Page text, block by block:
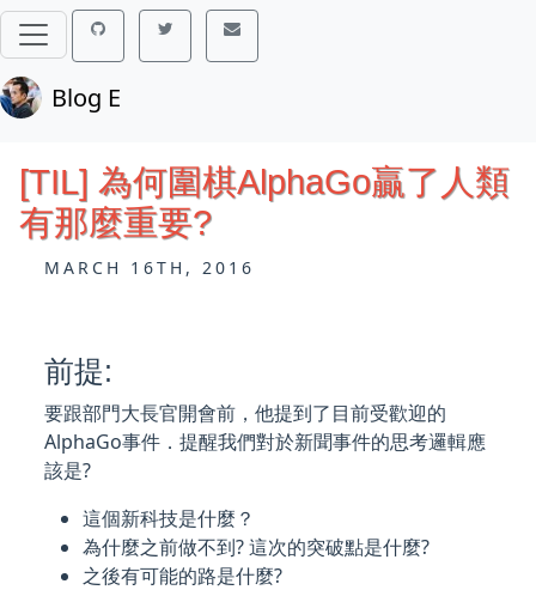
Blog E
[TIL] 為何圍棋AlphaGo贏了人類
有那麼重要?
MARCH 16TH, 2016
前提:
要跟部門大長官開會前，他提到了目前受歡迎的
AlphaGo事件．提醒我們對於新聞事件的思考邏輯應
該是?
這個新科技是什麼？
為什麼之前做不到? 這次的突破點是什麼?
之後有可能的路是什麼?